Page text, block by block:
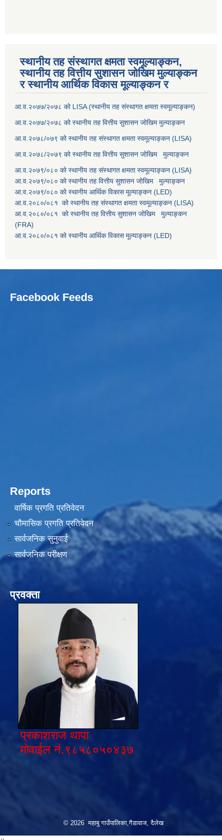
स्थानीय तह संस्थागत क्षमता स्वमूल्याङ्कन,
स्थानीय तह वित्तीय सुशासन जोखिम मुल्याङ्कन
र स्थानीय आर्थिक विकास मूल्याङ्कन र
आ.व.२०७७/२०७८ को LISA (स्थानीय तह संस्थागत क्षमता स्वमूल्याङ्कन)
आ.व.२०७७/२०७८ को स्थानीय तह वित्तीय सुशासन जोखिम मुल्याङ्कन
आ.व.२०७८/०७९ को स्थानीय तह संस्थागत क्षमता स्वमूल्याङ्कन (LISA)
आ.व.२०७८/२०७९ को स्थानीय तह वित्तीय सुशासन जोखिम मुल्याङ्कन
आ.व.२०७९/०८० को स्थानीय तह संस्थागत क्षमता स्वमूल्याङ्कन (LISA)
आ.व.२०७९/०८० को स्थानीय तह वित्तीय सुशासन जोखिम मुल्याङ्कन
आ.व.२०७९/०८० को स्थानीय आर्थिक विकास मूल्याङ्कन (LED)
आ.व.२०८०/०८१ को स्थानीय तह संस्थागत क्षमता स्वमूल्याङ्कन (LISA)
आ.व.२०८०/०८१ को स्थानीय तह वित्तीय सुशासन जोखिम मुल्याङ्कन
(FRA)
आ.व.२०८०/०८१ को स्थानीय आर्थिक विकास मूल्याङ्कन (LED)
Facebook Feeds
Reports
वार्षिक प्रगति प्रतिवेदन
चौमासिक प्रगति प्रतिवेदन
सार्वजनिक सुनुवाई
सार्वजनिक परीक्षण
प्रवक्ता
प्रकाशराज थापा
मोवाईल नं.९८५८०५०४३७
© 2026 महाबु गाउँपालिका,गैडावाज, दैलेख